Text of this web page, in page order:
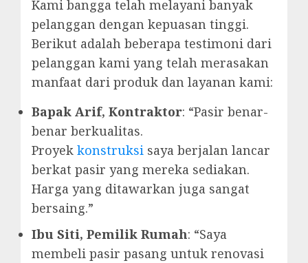
Kami bangga telah melayani banyak
pelanggan dengan kepuasan tinggi.
Berikut adalah beberapa testimoni dari
pelanggan kami yang telah merasakan
manfaat dari produk dan layanan kami:
Bapak Arif, Kontraktor: “Pasir benar-
benar berkualitas.
Proyek konstruksi saya berjalan lancar
berkat pasir yang mereka sediakan.
Harga yang ditawarkan juga sangat
bersaing.”
Ibu Siti, Pemilik Rumah: “Saya
membeli pasir pasang untuk renovasi